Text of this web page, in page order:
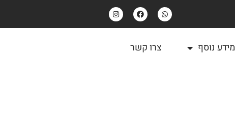
מידע נוסף צרו קשר